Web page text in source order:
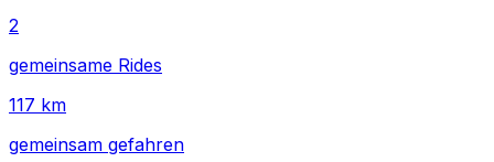
2
gemeinsame Rides
117 km
gemeinsam gefahren